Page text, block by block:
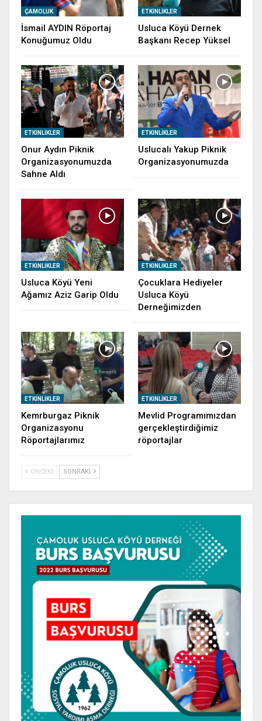
ÇAMOLUK
İsmail AYDIN Röportaj
Konuğumuz Oldu
ETKINLIKLER
Usluca Köyü Dernek
Başkanı Recep Yüksel
ETKINLIKLER
Onur Aydın Piknik
Organizasyonumuzda
Sahne Aldı
ETKINLIKLER
Uslucalı Yakup Piknik
Organizasyonumuzda
ETKINLIKLER
Usluca Köyü Yeni
Ağamız Aziz Garip Oldu
ETKINLIKLER
Çocuklara Hediyeler
Usluca Köyü
Derneğimizden
ETKINLIKLER
Kemrburgaz Piknik
Organizasyonu
Röportajlarımız
ETKINLIKLER
Mevlid Programımızdan
gerçekleştirdiğimiz
röportajlar
ÖNCEKI SONRAKI